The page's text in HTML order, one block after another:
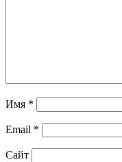
Имя *
Email *
Сайт